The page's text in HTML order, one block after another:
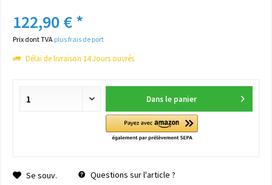
122,90 € *
Prix dont TVA plus frais de port
Délai de livraison 14 Jours ouvrés
Dans le panier
Se souv. Questions sur l'article ?